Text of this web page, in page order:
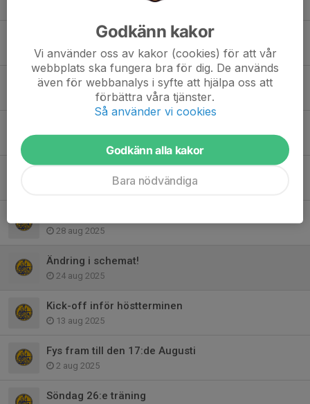
Dagens fysträning inställd
20 dec 2025
Helgens förbundsmästerskap i stå på Hacksjö.
12 dec 2025
28 aug 2025
Ändring i schemat!
24 aug 2025
Kick-off inför höstterminen
13 aug 2025
Fys fram till den 17:de Augusti
2 aug 2025
Söndag 26:e träning
Godkänn kakor
Vi använder oss av kakor (cookies) för att vår
webbplats ska fungera bra för dig. De används
även för webbanalys i syfte att hjälpa oss att
förbättra våra tjänster.
Så använder vi cookies
Godkänn alla kakor
Bara nödvändiga